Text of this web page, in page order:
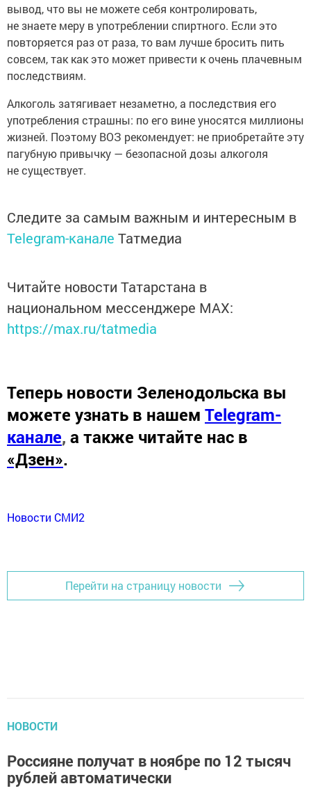
вывод, что вы не можете себя контролировать,
не знаете меру в употреблении спиртного. Если это
повторяется раз от раза, то вам лучше бросить пить
совсем, так как это может привести к очень плачевным
последствиям.
Алкоголь затягивает незаметно, а последствия его
употребления страшны: по его вине уносятся миллионы
жизней. Поэтому ВОЗ рекомендует: не приобретайте эту
пагубную привычку — безопасной дозы алкоголя
не существует.
Следите за самым важным и интересным в
Telegram-канале Татмедиа
Читайте новости Татарстана в
национальном мессенджере MАХ:
https://max.ru/tatmedia
Теперь новости Зеленодольска вы
можете узнать в нашем Telegram-
канале, а также читайте нас в
«Дзен».
Новости СМИ2
Перейти на страницу новости
НОВОСТИ
Россияне получат в ноябре по 12 тысяч
рублей автоматически